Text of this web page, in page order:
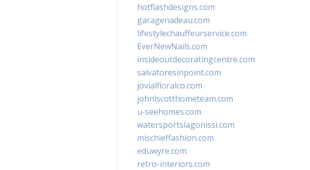
hotflashdesigns.com
garagenadeau.com
lifestylechauffeurservice.com
EverNewNails.com
insideoutdecoratingcentre.com
salvatoresinpoint.com
jovialfloralco.com
johnlscotthometeam.com
u-seehomes.com
watersportslagonissi.com
mischieffashion.com
eduwyre.com
retro-interiors.com